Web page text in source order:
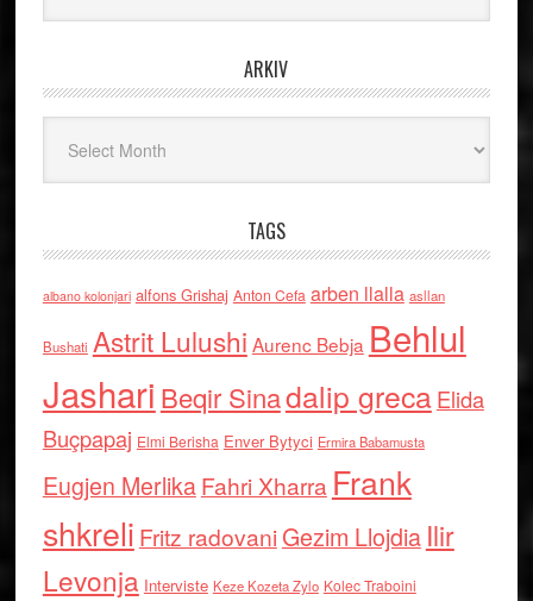
ARKIV
TAGS
albano kolonjari alfons Grishaj Anton Cefa arben llalla asllan
Bushati Astrit Lulushi Aurenc Bebja Behlul
Jashari Beqir Sinadalip grecaElida
Buçpapaj Elmi Berisha Enver Bytyci Ermira Babamusta
Eugjen MerlikaFahri Xharra Frank
shkreli Fritz radovaniGezim Llojdia Ilir
Levonja Interviste Keze Kozeta Zylo Kolec Traboini